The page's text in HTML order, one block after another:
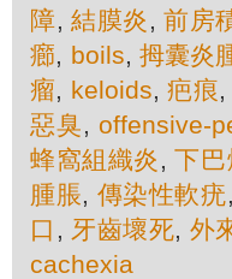
障,結膜炎 ,前房
癤, boils, 拇囊炎
瘤, keloids,疤痕,
惡臭, offensive-
蜂窩組織炎 ,下巴
腫脹, 傳染性軟疣
口 , 牙齒壞死, 外
cachexia